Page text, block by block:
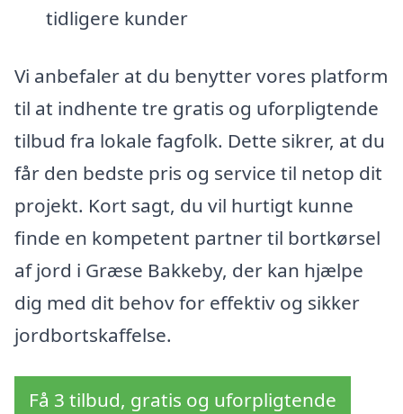
tidligere kunder
Vi anbefaler at du benytter vores platform
til at indhente tre gratis og uforpligtende
tilbud fra lokale fagfolk. Dette sikrer, at du
får den bedste pris og service til netop dit
projekt. Kort sagt, du vil hurtigt kunne
finde en kompetent partner til bortkørsel
af jord i Græse Bakkeby, der kan hjælpe
dig med dit behov for effektiv og sikker
jordbortskaffelse.
Få 3 tilbud, gratis og uforpligtende